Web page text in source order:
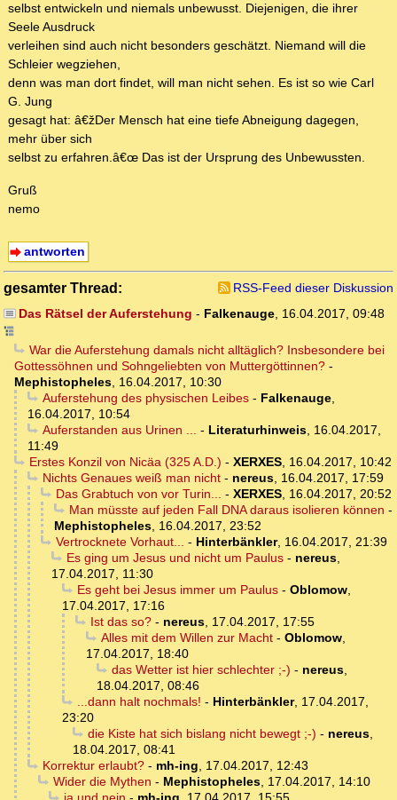
selbst entwickeln und niemals unbewusst. Diejenigen, die ihrer
Seele Ausdruck
verleihen sind auch nicht besonders geschätzt. Niemand will die
Schleier wegziehen,
denn was man dort findet, will man nicht sehen. Es ist so wie Carl
G. Jung
gesagt hat: â€žDer Mensch hat eine tiefe Abneigung dagegen,
mehr über sich
selbst zu erfahren.â€œ Das ist der Ursprung des Unbewussten.
Gruß
nemo
antworten
gesamter Thread:
RSS-Feed dieser Diskussion
Das Rätsel der Auferstehung - Falkenauge, 16.04.2017, 09:48
War die Auferstehung damals nicht alltäglich? Insbesondere bei
Gottessöhnen und Sohngeliebten von Muttergöttinnen? -
Mephistopheles, 16.04.2017, 10:30
Auferstehung des physischen Leibes- Falkenauge,
16.04.2017, 10:54
Auferstanden aus Urinen ... - Literaturhinweis, 16.04.2017,
11:49
Erstes Konzil von Nicäa (325 A.D.) - XERXES, 16.04.2017, 10:42
Nichts Genaues weiß man nicht- nereus, 16.04.2017, 17:59
Das Grabtuch von vor Turin... - XERXES, 16.04.2017, 20:52
Man müsste auf jeden Fall DNA daraus isolieren können -
Mephistopheles, 16.04.2017, 23:52
Vertrocknete Vorhaut... - Hinterbänkler, 16.04.2017, 21:39
Es ging um Jesus und nicht um Paulus- nereus,
17.04.2017, 11:30
Es geht bei Jesus immer um Paulus- Oblomow,
17.04.2017, 17:16
Ist das so?- nereus, 17.04.2017, 17:55
Alles mit dem Willen zur Macht- Oblomow,
17.04.2017, 18:40
das Wetter ist hier schlechter ;-) - nereus,
18.04.2017, 08:46
...dann halt nochmals! - Hinterbänkler, 17.04.2017,
23:20
die Kiste hat sich bislang nicht bewegt ;-) - nereus,
18.04.2017, 08:41
Korrektur erlaubt?- mh-ing, 17.04.2017, 12:43
Wider die Mythen - Mephistopheles, 17.04.2017, 14:10